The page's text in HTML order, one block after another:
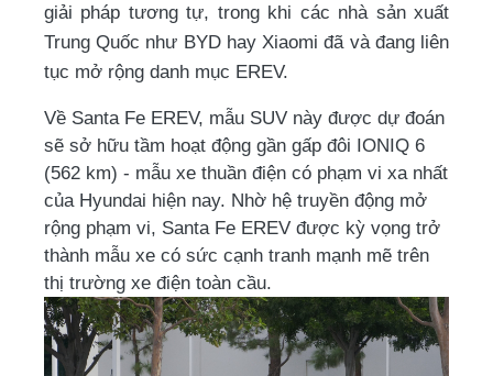
giải pháp tương tự, trong khi các nhà sản xuất
Trung Quốc như BYD hay Xiaomi đã và đang liên
tục mở rộng danh mục EREV.
Về Santa Fe EREV, mẫu SUV này được dự đoán
sẽ sở hữu tầm hoạt động gần gấp đôi IONIQ 6
(562 km) - mẫu xe thuần điện có phạm vi xa nhất
của Hyundai hiện nay. Nhờ hệ truyền động mở
rộng phạm vi, Santa Fe EREV được kỳ vọng trở
thành mẫu xe có sức cạnh tranh mạnh mẽ trên
thị trường xe điện toàn cầu.